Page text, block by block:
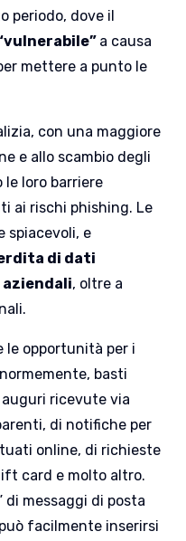
periodo, dove il
a causa
mettere a punto le
con una maggiore
e allo scambio degli
loro barriere
ai rischi phishing. Le
spiacevoli, e
di dati
aziendali, oltre a
ali.
opportunità per i
basti
ricevute via
di notifiche per
online, di richieste
card e molto altro.
di messaggi di posta
facilmente inserirsi